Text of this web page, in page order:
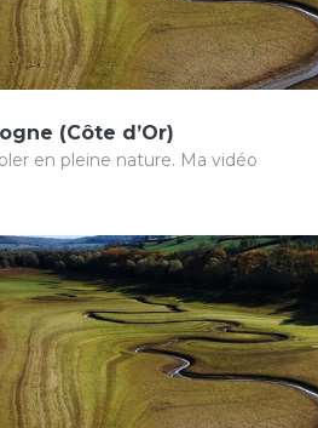
(Côte d’Or)
en pleine nature. Ma vidéo